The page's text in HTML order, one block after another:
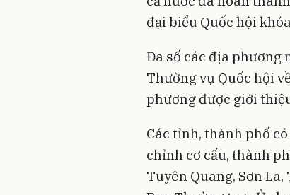
đại biểu Quốc hội
Đa số các địa phương
Thường vụ Quốc hội
phương được giới
Các tỉnh, thành phố
chỉnh cơ cấu, thành
Tuyên Quang, Sơn